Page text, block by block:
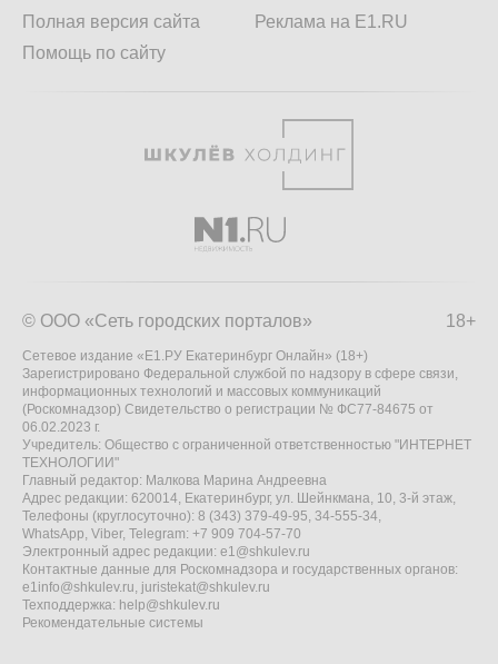
Полная версия сайта
Помощь по сайту
Реклама на E1.RU
18+
© ООО «Сеть городских порталов»
Сетевое издание «Е1.РУ Екатеринбург Онлайн» (18+)
Зарегистрировано Федеральной службой по надзору в сфере связи,
информационных технологий и массовых коммуникаций
(Роскомнадзор) Свидетельство о регистрации № ФС77-84675 от
06.02.2023 г.
Учредитель: Общество с ограниченной ответственностью "ИНТЕРНЕТ
ТЕХНОЛОГИИ"
Главный редактор: Малкова Марина Андреевна
Адрес редакции: 620014, Екатеринбург, ул. Шейнкмана, 10, 3-й этаж,
Телефоны (круглосуточно): 8 (343) 379-49-95, 34-555-34,
WhatsApp, Viber, Telegram: +7 909 704-57-70
Электронный адрес редакции: e1@shkulev.ru
Контактные данные для Роскомнадзора и государственных органов:
e1info@shkulev.ru, juristekat@shkulev.ru
Техподдержка: help@shkulev.ru
Рекомендательные системы